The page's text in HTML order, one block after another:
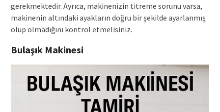
gerekmektedir. Ayrıca, makinenizin titreme sorunu varsa,
makinenin altındaki ayakların doğru bir şekilde ayarlanmış
olup olmadığını kontrol etmelisiniz.
Bulaşık Makinesi